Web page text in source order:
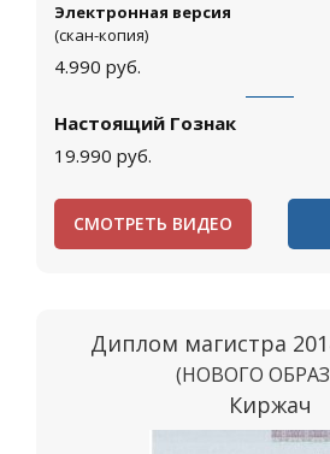
Электронная версия
(скан-копия)
4.990 руб.
Настоящий Гознак
19.990 руб.
СМОТРЕТЬ ВИДЕО
Диплом магистра
(НОВОГО
Киржач